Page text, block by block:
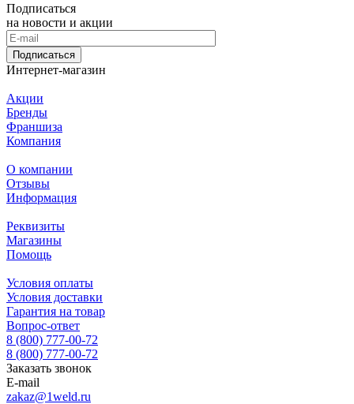
Подписаться
на новости и акции
Подписаться
Интернет-магазин
Акции
Бренды
Франшиза
Компания
О компании
Отзывы
Информация
Реквизиты
Магазины
Помощь
Условия оплаты
Условия доставки
Гарантия на товар
Вопрос-ответ
8 (800) 777-00-72
8 (800) 777-00-72
Заказать звонок
E-mail
zakaz@1weld.ru